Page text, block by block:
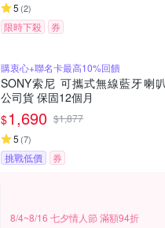
5 (2)
限時下殺 券
購衷心+聯名卡最高10%回饋
SONY索尼 可攜式無線藍牙喇
公司貨 保固12個月
$1,690 $1,877
5 (7)
挑戰低價 券
8/4~8/16 七夕情人節 滿額94折